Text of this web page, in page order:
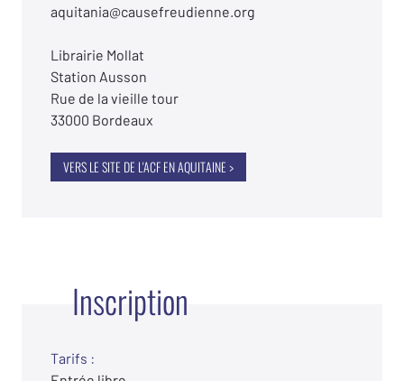
aquitania@causefreudienne.org
Librairie Mollat
Station Ausson
Rue de la vieille tour
33000 Bordeaux
VERS LE SITE DE L'ACF EN AQUITAINE >
Inscription
Tarifs :